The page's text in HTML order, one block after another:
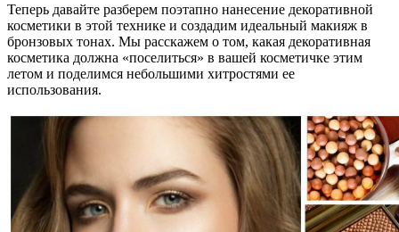
Теперь давайте разберем поэтапно нанесение декоративной
косметики в этой технике и создадим идеальный макияж в
бронзовых тонах. Мы расскажем о том, какая декоративная
косметика должна «поселиться» в вашей косметичке этим
летом и поделимся небольшими хитростями ее
использования.